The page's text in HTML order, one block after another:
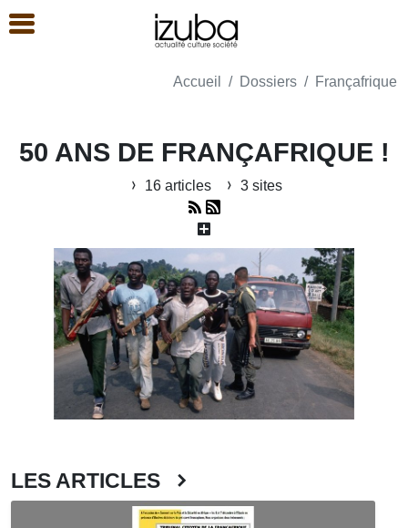
Accueil Dossiers Françafrique
50 ANS DE FRANÇAFRIQUE !
16 articles 3 sites
LES ARTICLES